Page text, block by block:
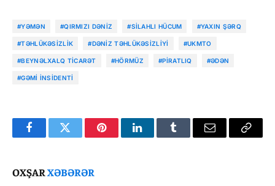
#YƏMƏN #QIRMIZI DƏNIZ #SILAHLI HÜCUM #YAXIN ŞƏRQ
#TƏHLÜKƏSIZLIK #DƏNIZ TƏHLÜKƏSIZLIYI #UKMTO
#BEYNƏLXALQ TICARƏT #HÖRMÜZ #PIRATLIQ #ƏDƏN
#GƏMI INSIDENTI
FacebookTwitter PinterestLinkedInTumblr Email
Copy
OXŞARXƏBƏRƏR